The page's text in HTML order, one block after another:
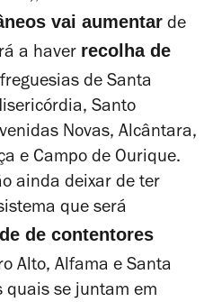
vai aumentar de
a haver recolha de
de Santa
Santo
Novas, Alcântara,
e Campo de Ourique.
ainda deixar de ter
que será
de contentores
Alto, Alfama e Santa
se juntam em